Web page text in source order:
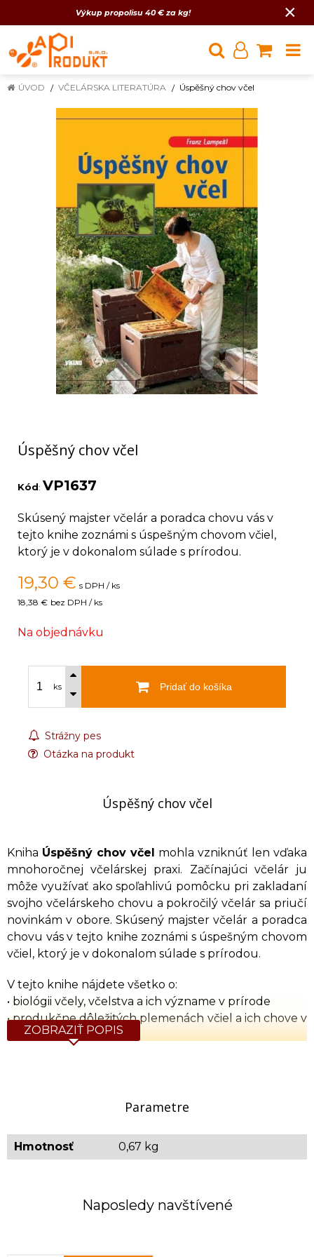
Výkup propolisu 40 € za kg! ×
ÚVOD VČELÁRSKA LITERATÚRA Úspěšný chov včel
Úspěšný chov včel
Kód: VP1637
Skúsený majster včelár a poradca chovu vás v
tejto knihe zoznámi s úspešným chovom včiel,
ktorý je v dokonalom súlade s prírodou.
19,30 € s DPH / ks
18,38 € bez DPH / ks
Na objednávku
ks Pridať do košíka
Strážny pes
Otázka na produkt
Úspěšný chov včel
Kniha Úspěšný chov včel mohla vzniknúť len vďaka
mnohoročnej včelárskej praxi. Začínajúci včelár ju
môže využívať ako spoľahlivú pomôcku pri zakladaní
svojho včelárskeho chovu a pokročilý včelár sa priučí
novinkám v obore. Skúsený majster včelár a poradca
chovu vás v tejto knihe zoznámi s úspešným chovom
včiel, ktorý je v dokonalom súlade s prírodou.
V tejto knihe nájdete všetko o:
• biológii včely, včelstva a ich význame v prírode
• produkčne dôležitých plemenách včiel a ich chove v
nadstavkových úľoch
Autor: Franz Lampeitl | Vydavateľstvo: Víkend | Rok
vydania: 2016
Detaily: 208 strán | pevná väzba | český jazyk | ISBN
Orientačná hmotnosť: 0,670 kg
ZOBRAZIŤ POPIS
Parametre
Hmotnosť 0,67 kg
Naposledy navštívené